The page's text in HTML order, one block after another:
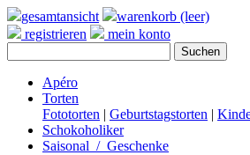
gesamtansicht
warenkorb (leer)
registrieren
mein konto
Apéro
Torten
Fototorten | Geburtstagstorten |
Schokoholiker
Saisonal / Geschenke